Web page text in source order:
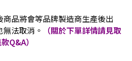
品將會等品牌製造商生產後出
法取消。
（關於下單詳情請見取
Q&A）